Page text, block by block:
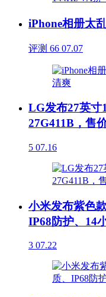
iPhone相册太
评测 66 07.07
LG发布27英寸
27G411B，售
5 07.16
小米发布紫色
IP68防护、14
3 07.22